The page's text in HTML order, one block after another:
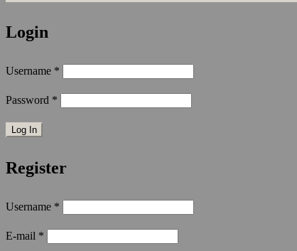
Login
Username *
Password *
Register
Username *
E-mail *